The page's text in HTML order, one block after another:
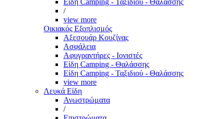
Είδη Camping - Ταξιδιού - Θαλάσσης
/
view more
Οικιακός Εξοπλισμός
Αξεσουάρ Κουζίνας
Ασφάλεια
Αφυγραντήρες - Ιονιστές
Είδη Camping - Θαλάσσης
Είδη Camping - Ταξιδιού - Θαλάσσης
view more
Λευκά Είδη
Ανωστρώματα
/